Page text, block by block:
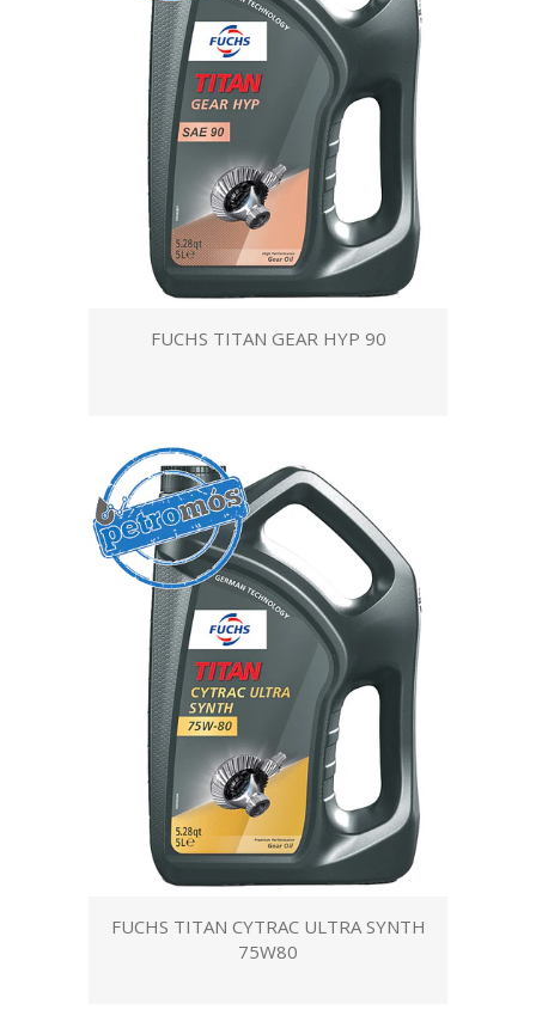
FUCHS TITAN GEAR HYP 90
FUCHS TITAN CYTRAC ULTRA SYNTH
75W80